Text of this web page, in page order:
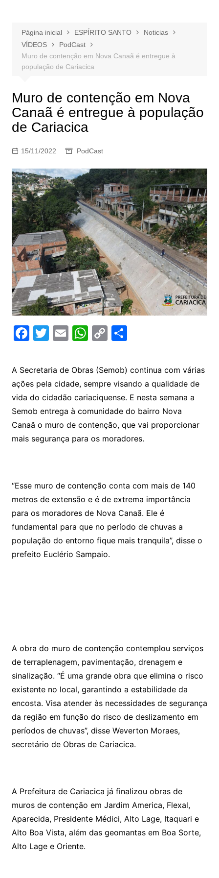
Página inicial ESPÍRITO SANTO
Noticias
VÍDEOS
PodCast
Muro de contenção em Nova Canaã é entregue à
população de Cariacica
Muro de contenção em Nova
Canaã é entregue à população
de Cariacica
15/11/2022 PodCast
F
c
e
b
o
o
k
T
itt
er
E
ai
l
W
at
s
A
p
p
C
p
y
Li
n
k
C
m
p
ar
til
h
ar
A Secretaria de Obras (Semob) continua com várias
ações pela cidade, sempre visando a qualidade de
vida do cidadão cariaciquense. E nesta semana a
Semob entrega à comunidade do bairro Nova
Canaã o muro de contenção, que vai proporcionar
mais segurança para os moradores.
“Esse muro de contenção conta com mais de 140
metros de extensão e é de extrema importância
para os moradores de Nova Canaã. Ele é
fundamental para que no período de chuvas a
população do entorno fique mais tranquila”, disse o
prefeito Euclério Sampaio.
A obra do muro de contenção contemplou serviços
de terraplenagem, pavimentação, drenagem e
sinalização. “É uma grande obra que elimina o risco
existente no local, garantindo a estabilidade da
encosta. Visa atender às necessidades de segurança
da região em função do risco de deslizamento em
períodos de chuvas”, disse Weverton Moraes,
secretário de Obras de Cariacica.
A Prefeitura de Cariacica já finalizou obras de
muros de contenção em Jardim America, Flexal,
Aparecida, Presidente Médici, Alto Lage, Itaquari e
Alto Boa Vista, além das geomantas em Boa Sorte,
Alto Lage e Oriente.